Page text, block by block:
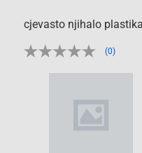
cjevasto njihalo
(0)